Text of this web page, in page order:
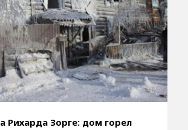
Рихарда Зорге: дом горел